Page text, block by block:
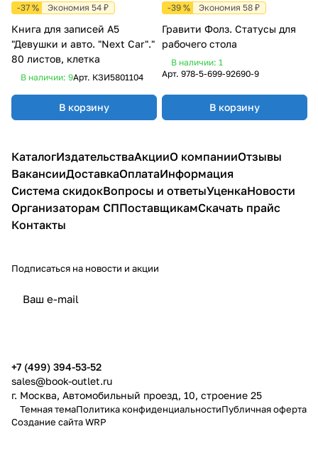
-37 % Экономия 54 ₽
Книга для записей А5
"Девушки и авто. "Next Car"."
80 листов, клетка
В наличии: 9Арт. КЗИ5801104
В корзину
-39 % Экономия 58 ₽
Гравити Фолз. Статусы для
рабочего стола
В наличии: 1
Арт. 978-5-699-92690-9
В корзину
КаталогИздательстваАкцииО компанииОтзывы
ВакансииДоставкаОплатаИнформация
Система скидокВопросы и ответыУценкаНовости
Организаторам СППоставщикамСкачать прайс
Контакты
Подписаться на новости и акции
+7 (499) 394-53-52
sales@book-outlet.ru
г. Москва, Автомобильный проезд, 10, строение 25
Темная темаПолитика конфиденциальностиПубличная оферта
Создание сайтаWRP